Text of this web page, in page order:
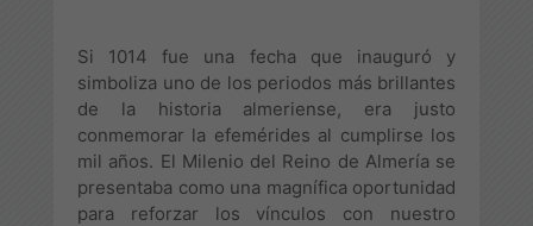
Si 1014 fue una fecha que inauguró y
simboliza uno de los periodos más brillantes
de la historia almeriense, era justo
conmemorar la efemérides al cumplirse los
mil años. El Milenio del Reino de Almería se
presentaba como una magnífica oportunidad
para reforzar los vínculos con nuestro